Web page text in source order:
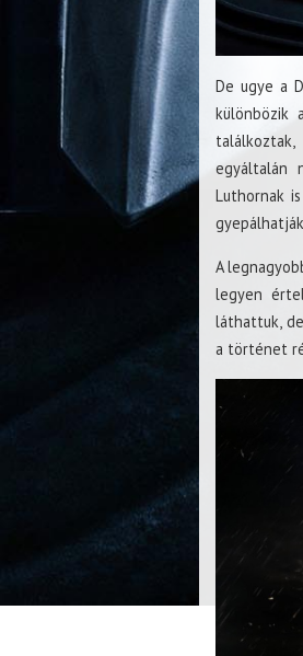
De ugye a
különbözik
egyáltalán
Luthornak
A
legyen
láthattuk,
a történet